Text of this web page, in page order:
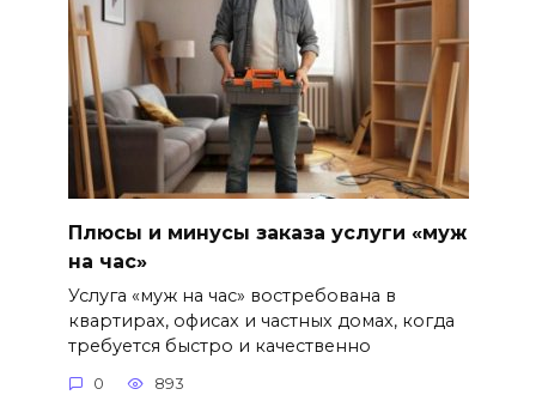
Плюсы и минусы заказа услуги «муж
на час»
Услуга «муж на час» востребована в
квартирах, офисах и частных домах, когда
требуется быстро и качественно
0 893